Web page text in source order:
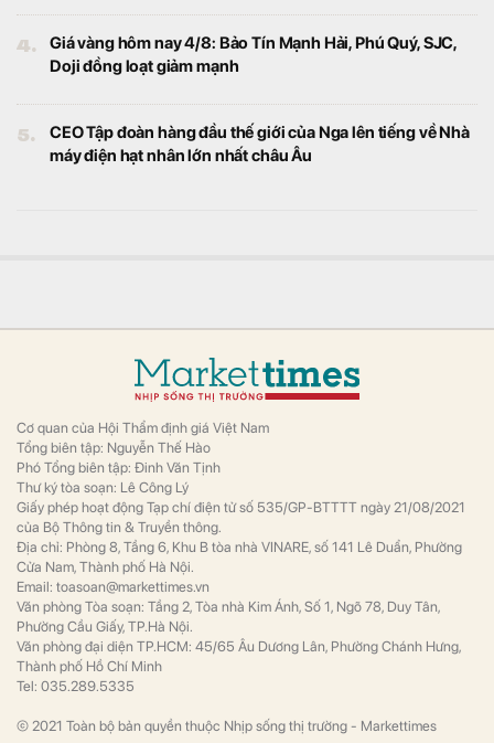
Một doanh nghiệp dầu khí thay Tổng Giám đốc sau
khi báo lãi kỷ lục
Tài chính
ra sau khi PVTrans công bố BCTC quý 2 với
nhiều con số tích cực.
vẫn đứng vững qua hơn một thế kỷ tại New
York, Boston hay Chicago.
Tịch thu gần 5 tỷ đồng tiền mặt, 15 bất động sản, 13
kg vàng cùng số trang sức trị giá 58 tỷ của một cựu
công chức
Thế giới
người này có giá trị vượt xa thu nhập hợp
đảo quy mô lớn ở khu đô thị của chủ đầu tư Trung